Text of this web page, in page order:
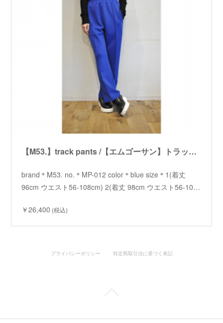
【M53.】track pants /【エムゴーサン】トラックパンツ
brand＊M53. no.＊MP-012 color＊blue size＊1(着丈
96cm ウエスト56-108cm) 2(着丈 98cm ウエスト56-10…
￥26,400 (税込)
プライバシーポリシー 特定商取引法に基づく表記